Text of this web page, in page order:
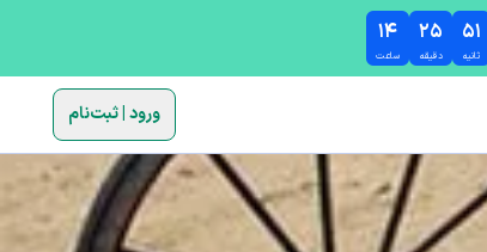
۱۴
ساعت
۲۵
دقیقه
۵۰
ثانیه
ورود | ثبت‌نام